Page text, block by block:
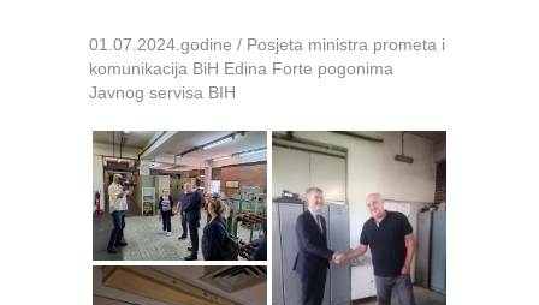
01.07.2024.godine / Posjeta ministra prometa i
komunikacija BiH Edina Forte pogonima
Javnog servisa BIH